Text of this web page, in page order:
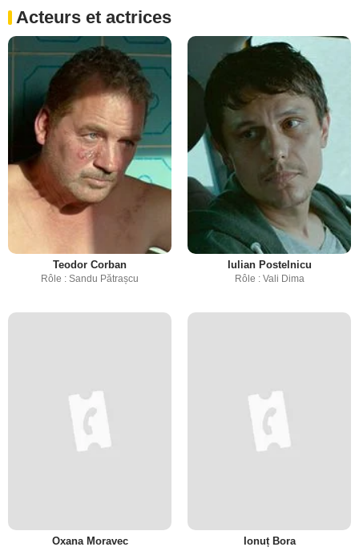
Acteurs et actrices
Teodor Corban
Rôle : Sandu Pătrașcu
Iulian Postelnicu
Rôle : Vali Dima
Oxana Moravec Ionuț Bora